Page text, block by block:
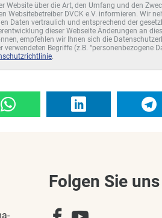
Website über die Art, den Umfang und den
Websitebetreiber DVCK e.V. informieren. Wir
Daten vertraulich und entsprechend der
dieser Webseite Änderungen an
empfehlen wir Ihnen sich die
Begriffe (z.B. “personenbezogene
.
Folgen Sie uns